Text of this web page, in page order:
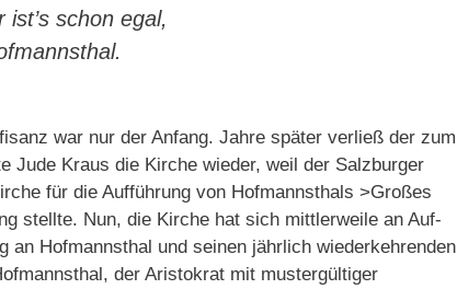
schon egal,
war nur der Anfang. Jahre später verließ der zum
Jude Kraus die Kirche wieder, weil der Salzburger
für die Aufführung von Hofmannsthals >Großes
stellte. Nun, die Kirche hat sich mittlerweile an Auf-
an Hofmannsthal und seinen jährlich wiederkehrenden
der Aristokrat mit mustergültiger